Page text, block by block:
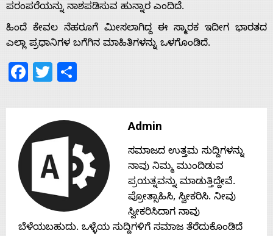
Advertise
With
s
Contact
Us
ಪರಂಪರೆಯನ್ನು ನಾಶಪಡಿಸುವ ಹುನ್ನಾರ ಎಂದಿದೆ.
ಹಿಂದೆ ಕೇವಲ ನೆಹರೂಗೆ ಮೀಸಲಾಗಿದ್ದ ಈ ಸ್ಮಾರಕ ಇದೀಗ ಭಾರತದ
ಎಲ್ಲಾ ಪ್ರಧಾನಿಗಳ ಬಗೆಗಿನ ಮಾಹಿತಿಗಳನ್ನು ಒಳಗೊಂಡಿದೆ.
Facebook
Twitter
Admin
ಸಮಾಜದ ಉತ್ತಮ ಸುದ್ದಿಗಳನ್ನು
ನಾವು ನಿಮ್ಮ ಮುಂದಿಡುವ
ಪ್ರಯತ್ನವನ್ನು ಮಾಡುತ್ತಿದ್ದೇವೆ.
ಪ್ರೋತ್ಸಾಹಿಸಿ, ಸ್ವೀಕರಿಸಿ. ನೀವು
ಸ್ವೀಕರಿಸಿದಾಗ ನಾವು
ಬೆಳೆಯಬಹುದು. ಒಳ್ಳೆಯ ಸುದ್ದಿಗಳಿಗೆ ಸಮಾಜ ತೆರೆದುಕೊಂಡಿದೆ